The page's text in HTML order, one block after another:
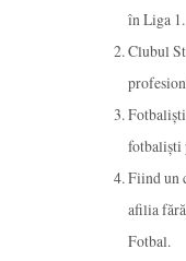
în Liga 1.
Clubul
fotbaliști
Fiind un
afilia
Fotbal.